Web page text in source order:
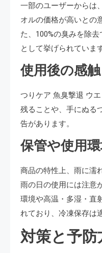
一部のユーザーからは
オルの価格が高いとの
た、100%の臭みを除
として挙げられています
使用後の感
つりケア 魚臭撃退 ウ
残ることや、手にぬる
告があります。
保管や使用
商品の特性上、雨に濡
雨の日の使用には注意
環境や高温・多湿・直
れており、冷凍保存は
対策と予防